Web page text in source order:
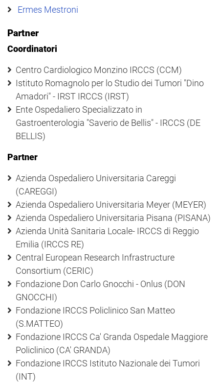
Ermes Mestroni
Partner
Coordinatori
Centro Cardiologico Monzino IRCCS (CCM)
Istituto Romagnolo per lo Studio dei Tumori "Dino
Amadori" - IRST IRCCS (IRST)
Ente Ospedaliero Specializzato in
Gastroenterologia "Saverio de Bellis" - IRCCS (DE
BELLIS)
Partner
Azienda Ospedaliero Universitaria Careggi
(CAREGGI)
Azienda Ospedaliero Universitaria Meyer (MEYER)
Azienda Ospedaliero Universitaria Pisana (PISANA)
Azienda Unità Sanitaria Locale- IRCCS di Reggio
Emilia (IRCCS RE)
Central European Research Infrastructure
Consortium (CERIC)
Fondazione Don Carlo Gnocchi - Onlus (DON
GNOCCHI)
Fondazione IRCCS Policlinico San Matteo
(S.MATTEO)
Fondazione IRCCS Ca' Granda Ospedale Maggiore
Policlinico (CA' GRANDA)
Fondazione IRCCS Istituto Nazionale dei Tumori
(INT)